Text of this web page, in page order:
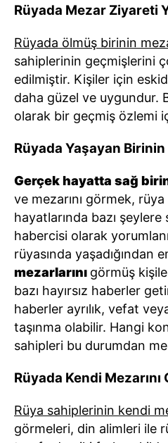
Rüyada Mezar Ziyareti
Rüyada ölmüş birinin
sahiplerinin geçmişlerini
edilmiştir. Kişiler için
daha güzel ve uygundur.
olarak bir geçmiş özlemi
Rüyada Yaşayan Birinin
Gerçek hayatta sağ
ve mezarını görmek,
hayatlarında bazı
habercisi olarak
rüyasında yaşadığından
mezarlarını görmüş
bazı hayırsız haberler
haberler ayrılık, vefat
taşınma olabilir. Hangi
sahipleri bu durumdan
Rüyada Kendi Mezarını
Rüya sahiplerinin kendi
görmeleri, din alimleri ile